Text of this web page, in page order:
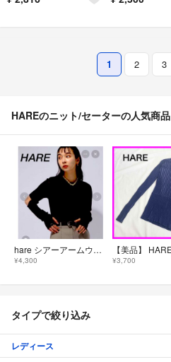
1 2 3
HAREのニット/セーターの人気商品
hare シアーアームウォーマープルオーバー リブニット サマーニット 半袖 ブラック 個性的トップス
¥4,300 ¥3,700
タイプで絞り込み
レディース